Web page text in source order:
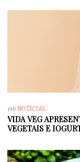
emNOTÍCIAS
VIDA VEG
VEGETAIS E